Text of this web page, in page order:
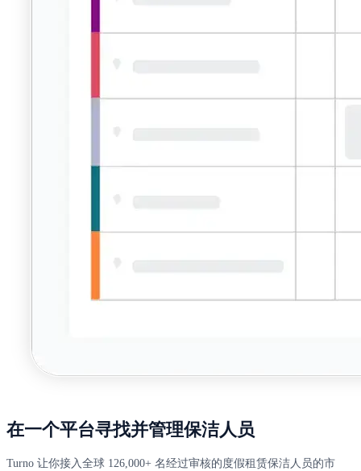
在一个平台寻找并管理保洁人员
Turno 让你接入全球 126,000+ 名经过审核的度假租赁保洁人员的市